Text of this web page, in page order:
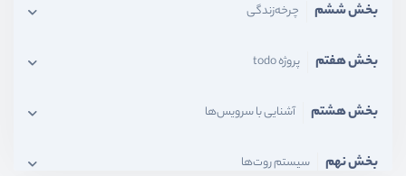
بخش ششم چرخه‌زندگی
بخش هفتم پروژه todo
بخش هشتم آشنایی با سرویس‌ها
بخش نهم سیستم‌ روت‌ها